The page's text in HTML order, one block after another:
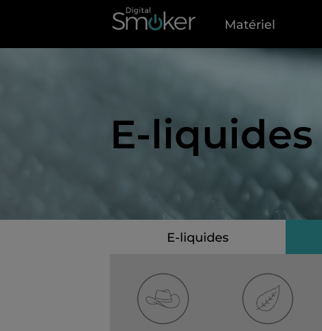
Matériel
E-liquides
E-liquides